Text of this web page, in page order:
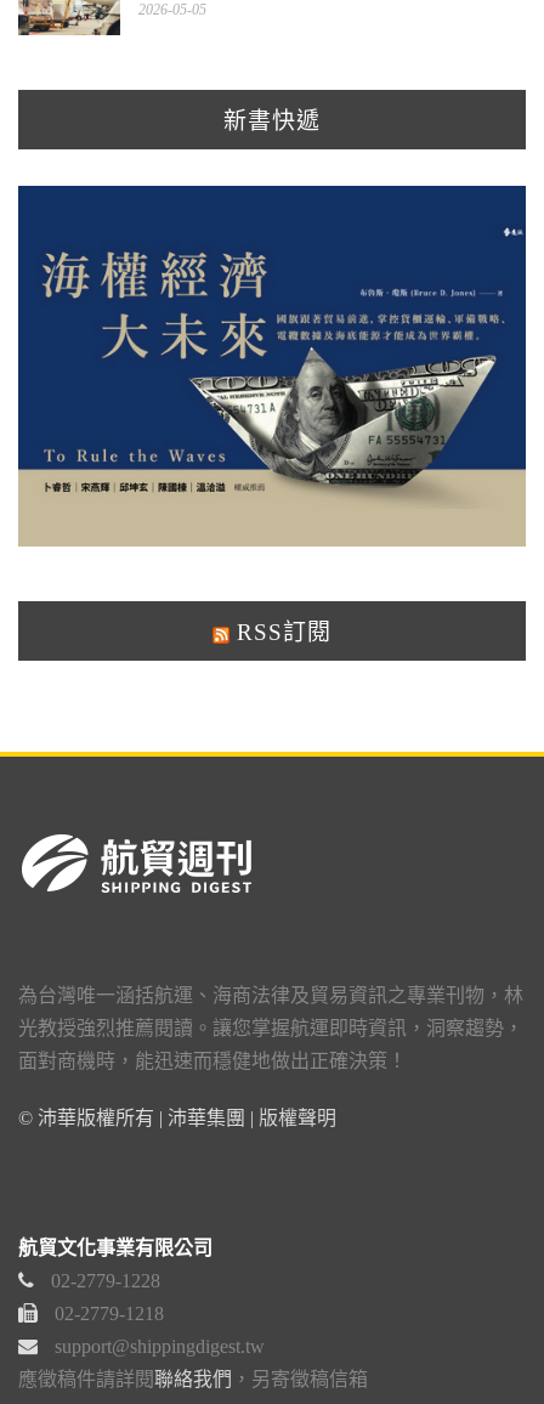
2026-05-05
新書快遞
RSS訂閱
為台灣唯一涵括航運、海商法律及貿易資訊之專業刊物，林
光教授強烈推薦閱讀。讓您掌握航運即時資訊，洞察趨勢，
面對商機時，能迅速而穩健地做出正確決策！
© 沛華版權所有 | 沛華集團 | 版權聲明
航貿文化事業有限公司
02-2779-1228
02-2779-1218
support@shippingdigest.tw
應徵稿件請詳閱聯絡我們 ，另寄徵稿信箱